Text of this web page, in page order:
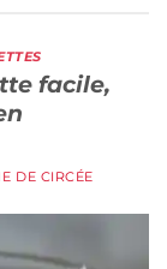
facile,
DE CIRCÉE